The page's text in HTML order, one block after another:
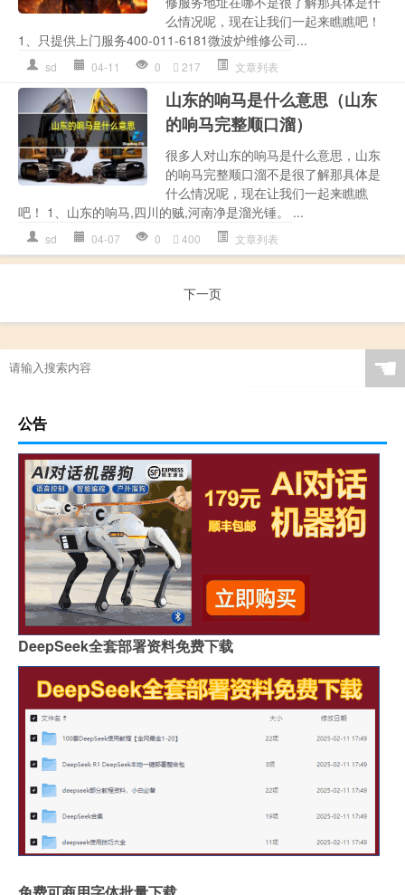
么情况呢，现在让我们一起来瞧瞧吧！
1、只提供上门服务400-011-6181微波炉维修公司...
sd 04-11 0 217 文章列表
山东的响马是什么意思（山东
的响马完整顺口溜）
很多人对山东的响马是什么意思，山东
的响马完整顺口溜不是很了解那具体是
什么情况呢，现在让我们一起来瞧瞧
吧！ 1、山东的响马,四川的贼,河南净是溜光锤。 ...
sd 04-07 0 400 文章列表
下一页
☚
公告
DeepSeek全套部署资料免费下载